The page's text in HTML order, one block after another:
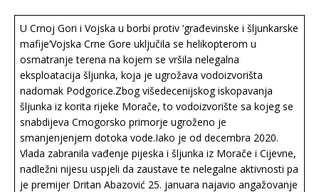
U Crnoj Gori i Vojska u borbi protiv ‘građevinske i šljunkarske
mafije’Vojska Crne Gore uključila se helikopterom u
osmatranje terena na kojem se vršila nelegalna
eksploatacija šljunka, koja je ugrožava vodoizvorišta
nadomak Podgorice.Zbog višedecenijskog iskopavanja
šljunka iz korita rijeke Morače, to vodoizvorište sa kojeg se
snabdijeva Crnogorsko primorje ugroženo je
smanjenjenjem dotoka vode.Iako je od decembra 2020.
Vlada zabranila vađenje pijeska i šljunka iz Morače i Cijevne,
nadležni nijesu uspjeli da zaustave te nelegalne aktivnosti pa
je premijer Dritan Abazović 25. januara najavio angažovanje